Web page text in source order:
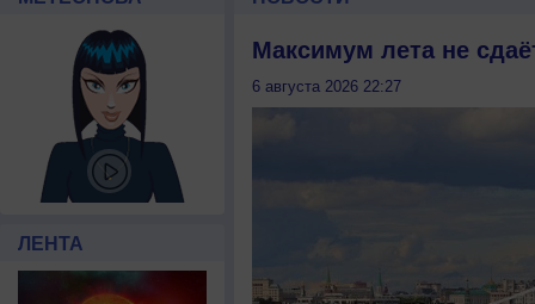
ЛЕНТА
Максимум лета не
6 августа 2026 22:27